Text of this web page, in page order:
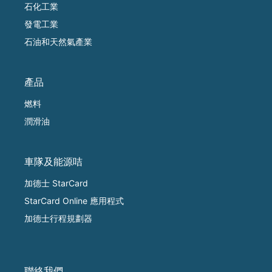
石化工業
發電工業
石油和天然氣產業
產品
燃料
潤滑油
車隊及能源咭
加德士 StarCard
StarCard Online 應用程式
加德士行程規劃器